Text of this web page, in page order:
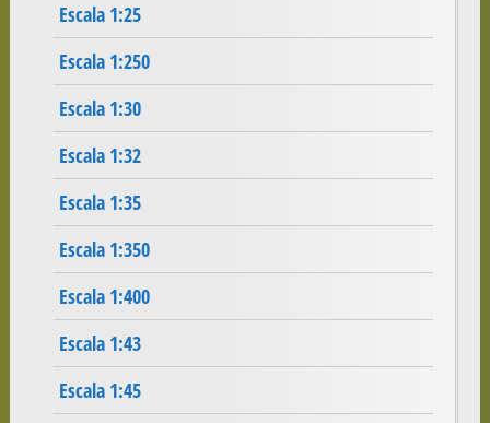
Escala 1:25
Escala 1:250
Escala 1:30
Escala 1:32
Escala 1:35
Escala 1:350
Escala 1:400
Escala 1:43
Escala 1:45